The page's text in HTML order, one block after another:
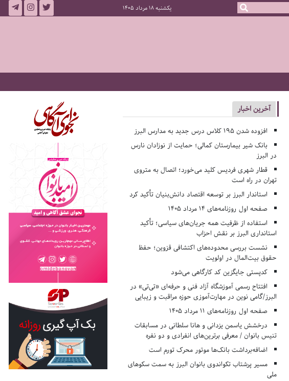
یکشنبه 18 مرداد 1405
آخرین اخبار
افزوده شدن ۱۹۵ کلاس درس جدید به مدارس البرز
بانک شیر بیمارستان کمالی؛ حمایت از نوزادان نارس
در البرز
قطار شهری فردیس کلید می‌خورد؛ اتصال به متروی
تهران در راه است
استاندار البرز بر توسعه اقتصاد دانش‌بنیان تأکید کرد
صفحه اول روزنامه‌های 14 مرداد 1405
استفاده از ظرفیت همه جریان‌های سیاسی؛ تأکید
استانداری البرز بر نقش احزاب
نشست بررسی محدوده‌های اکتشافی قزوین؛ حفظ
حقوق بیت‌المال در اولویت
کدپستی جایگزین کد کارگاهی می‌شود
افتتاح رسمی آموزشگاه آزاد فنی و حرفه‌ای «تی‌تی» در
البرز/گامی نوین در مهارت‌آموزی حوزه مراقبت و زیبایی
صفحه اول روزنامه‌های 11 مرداد 1405
درخشش یاسمن یزدانی و هانا سلطانی در مسابقات
تنیس بانوان / معرفی برترین‌های انفرادی و دو نفره
اضافه‌برداشت بانک‌ها موتور محرک تورم است
مسیر پرشتاب تکواندوی بانوان البرز به سمت سکوهای
ملی